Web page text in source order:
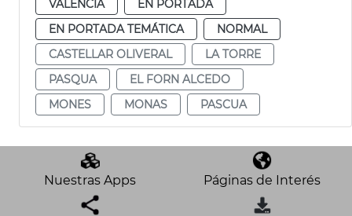
VALENCIA
EN PORTADA
EN PORTADA TEMÁTICA
NORMAL
CASTELLAR OLIVERAL
LA TORRE
PASQUA
EL FORN ALCEDO
MONES
MONAS PASCUA
Nuestras Apps Páginas de Interés